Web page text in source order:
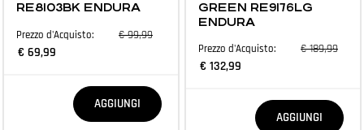
RE8103BK ENDURA
Prezzo d'Acquisto: € 99,99
€ 69,99
AGGIUNGI
GREEN RE9176LG
ENDURA
Prezzo d'Acquisto: € 189,99
€ 132,99
AGGIUNGI